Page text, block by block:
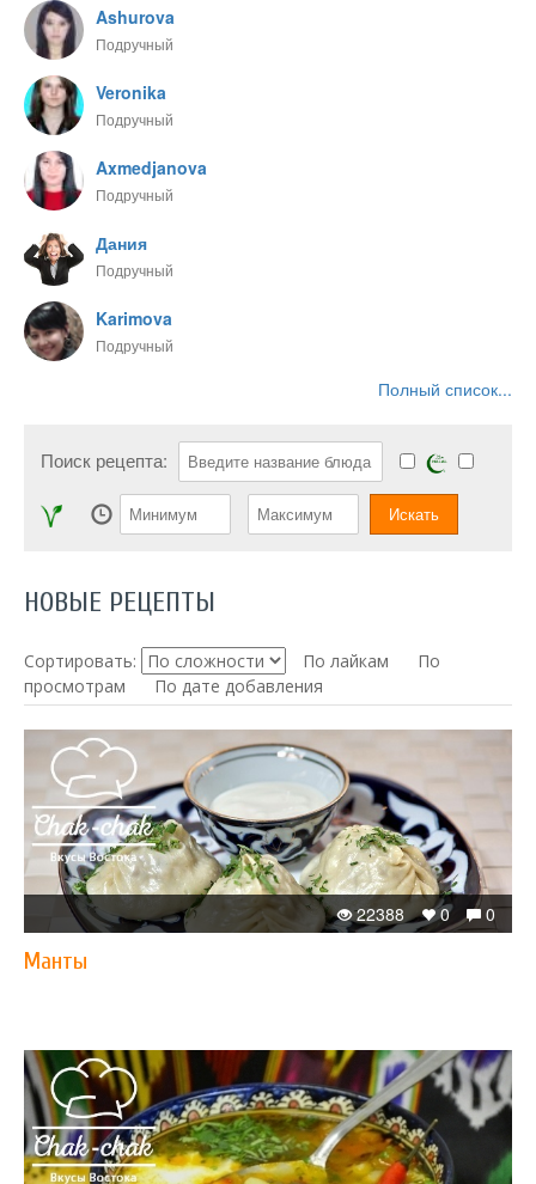
Ashurova
Подручный
Veronika
Подручный
Axmedjanova
Подручный
Дания
Подручный
Karimova
Подручный
Полный список...
Поиск рецепта:
НОВЫЕ РЕЦЕПТЫ
Сортировать: По лайкам
По
просмотрам
По дате добавления
0
0
22388
Манты